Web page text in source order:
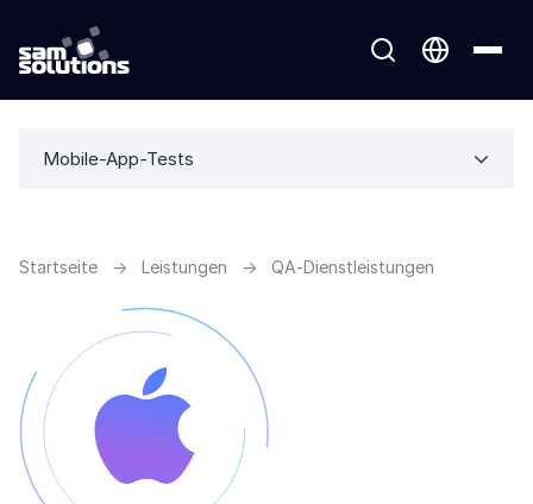
Mobile-App-Tests
Startseite → Leistungen → QA-Dienstleistungen